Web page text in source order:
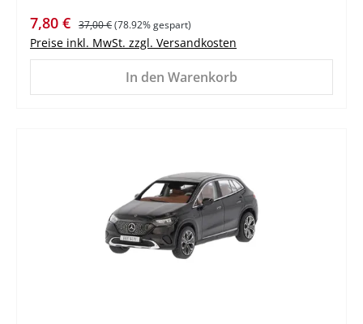
Verkaufspreis:
7,80 € Regulärer Preis:
37,00 €(78.92% gespart)
Preise inkl. MwSt. zzgl. Versandkosten
In den Warenkorb